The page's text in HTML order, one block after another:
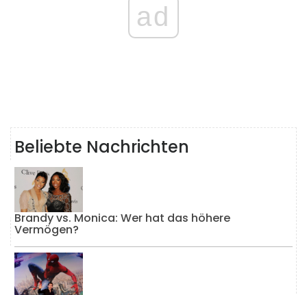
ad
Beliebte Nachrichten
Brandy vs. Monica: Wer hat das höhere
Vermögen?